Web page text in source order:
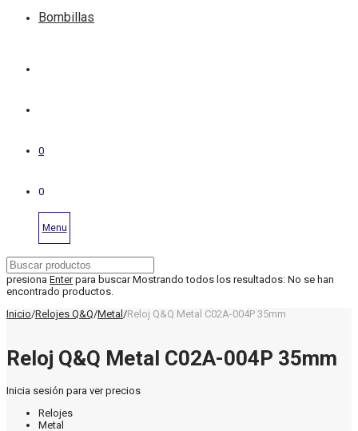
Bombillas
0
0
Menu
presiona Enterpara buscar Mostrando todos los resultados: No se han
encontrado productos.
Inicio/Relojes Q&Q/Metal /Reloj Q&Q Metal C02A-004P 35mm
Reloj Q&Q Metal C02A-004P 35mm
Inicia sesión para ver precios
Relojes
Metal